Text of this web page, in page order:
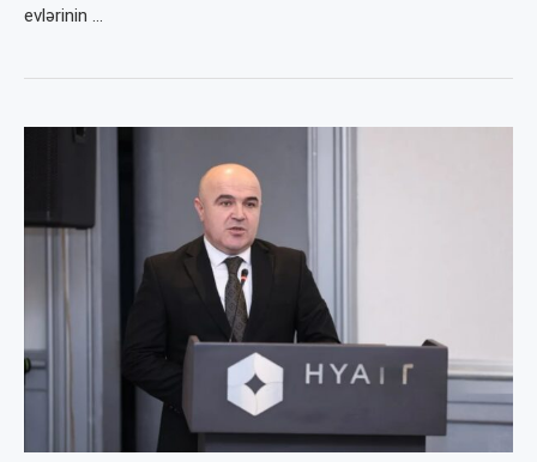
evlərinin …